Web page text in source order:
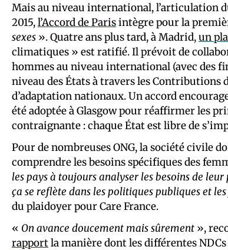
Mais au niveau international, l’articulation
2015,l’Accord de Parisintègre pour la
sexes ». Quatre ans plus tard, à Madrid,un
climatiques » est ratifié. Il prévoit de
hommes au niveau international (avec des
niveau des États à travers les Contributions
d’adaptation nationaux. Un accord
été adoptée à Glasgow pour réaffirmer les
contraignante : chaque État est libre de
Pour de nombreuses ONG, la société civile
comprendre les besoins spécifiques des
les pays à toujours analyser les besoins de
ça se reflète dans les politiques publiques et
du plaidoyer pour Care France.
« On avance doucement mais sûrement »,
rapportla manière dont les différentes